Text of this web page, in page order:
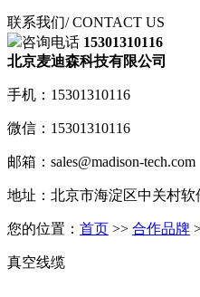
联系我们/ CONTACT US
咨询电话 15301310116
北京麦迪森科技有限公司
手机：15301310116
微信：15301310116
邮箱：sales@madison-tech.com
地址：北京市海淀区中关村软
您的位置： 首页 >> 合作品牌
真空线缆